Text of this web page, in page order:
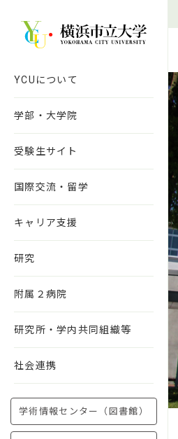
YCUについて
学部・大学院
受験生サイト
国際交流・留学
キャリア支援
研究
附属２病院
研究所・学内共同組織等
社会連携
学術情報センター（図書館）